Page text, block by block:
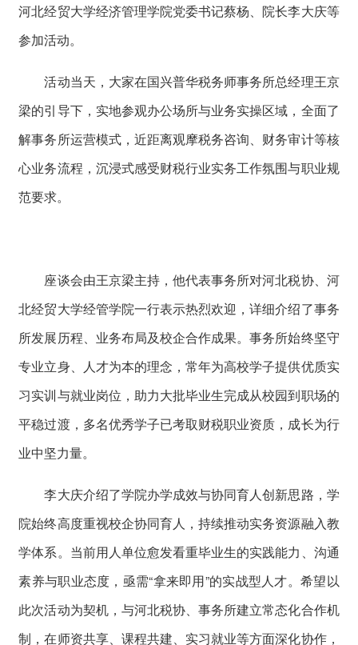
河北经贸大学经济管理学院党委书记蔡杨、院长李大庆等
参加活动。
活动当天，大家在国兴普华税务师事务所总经理王京
梁的引导下，实地参观办公场所与业务实操区域，全面了
解事务所运营模式，近距离观摩税务咨询、财务审计等核
心业务流程，沉浸式感受财税行业实务工作氛围与职业规
范要求。
座谈会由王京梁主持，他代表事务所对河北税协、河
北经贸大学经管学院一行表示热烈欢迎，详细介绍了事务
所发展历程、业务布局及校企合作成果。事务所始终坚守
专业立身、人才为本的理念，常年为高校学子提供优质实
习实训与就业岗位，助力大批毕业生完成从校园到职场的
平稳过渡，多名优秀学子已考取财税职业资质，成长为行
业中坚力量。
李大庆介绍了学院办学成效与协同育人创新思路，学
院始终高度重视校企协同育人，持续推动实务资源融入教
学体系。当前用人单位愈发看重毕业生的实践能力、沟通
素养与职业态度，亟需“拿来即用”的实战型人才。希望以
此次活动为契机，与河北税协、事务所建立常态化合作机
制，在师资共享、课程共建、实习就业等方面深化协作，